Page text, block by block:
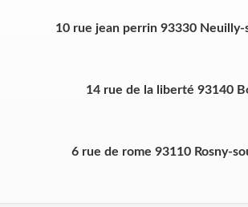
10 rue jean perrin 93330
14 rue de la liberté 93140
6 rue de rome 93110 Rosny-